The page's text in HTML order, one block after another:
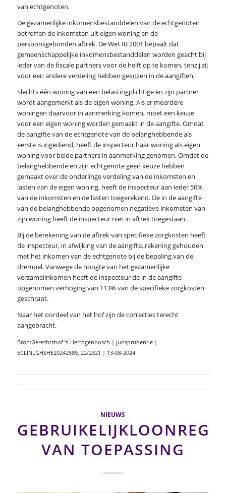
van echtgenoten.
De gezamenlijke inkomensbestanddelen van de echtgenoten
betroffen de inkomsten uit eigen woning en de
persoonsgebonden aftrek. De Wet IB 2001 bepaalt dat
gemeenschappelijke inkomensbestanddelen worden geacht bij
ieder van de fiscale partners voor de helft op te komen, tenzij zij
voor een andere verdeling hebben gekozen in de aangiften.
Slechts één woning van een belastingplichtige en zijn partner
wordt aangemerkt als de eigen woning. Als er meerdere
woningen daarvoor in aanmerking komen, moet een keuze
voor een eigen woning worden gemaakt in de aangifte. Omdat
de aangifte van de echtgenote van de belanghebbende als
eerste is ingediend, heeft de inspecteur haar woning als eigen
woning voor beide partners in aanmerking genomen. Omdat de
belanghebbende en zijn echtgenote geen keuze hebben
gemaakt over de onderlinge verdeling van de inkomsten en
lasten van de eigen woning, heeft de inspecteur aan ieder 50%
van de inkomsten en de lasten toegerekend. De in de aangifte
van de belanghebbende opgenomen negatieve inkomsten van
zijn woning heeft de inspecteur niet in aftrek toegestaan.
Bij de berekening van de aftrek van specifieke zorgkosten heeft
de inspecteur, in afwijking van de aangifte, rekening gehouden
met het inkomen van de echtgenote bij de bepaling van de
drempel. Vanwege de hoogte van het gezamenlijke
verzamelinkomen heeft de inspecteur de in de aangifte
opgenomen verhoging van 113% van de specifieke zorgkosten
geschrapt.
Naar het oordeel van het hof zijn de correcties terecht
aangebracht.
Bron:Gerechtshof ‘s-Hertogenbosch | jurisprudentie |
ECLINLGHSHE20242585, 22/2321 | 13-08-2024
NIEUWS
VAN TOEPASSING